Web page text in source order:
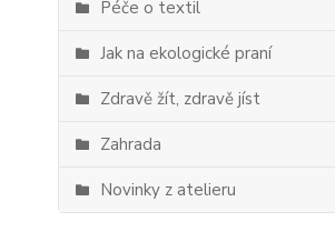
Péče o textil
Jak na ekologické praní
Zdravě žít, zdravě jíst
Zahrada
Novinky z atelieru